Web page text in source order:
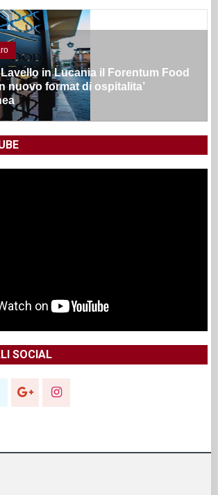
in Lucania il Forentum Food
nuovo format di ospitalita’
SOCIAL